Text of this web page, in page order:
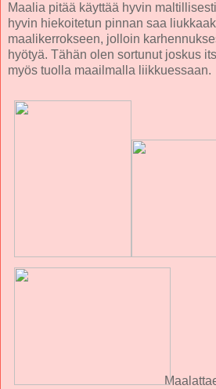
Maalia pitää käyttää hyvin
hyvin hiekoitetun pinnan saa
maalikerrokseen, jolloin
hyötyä. Tähän olen sortunut joskus
myös tuolla maailmalla liikkuessaan.